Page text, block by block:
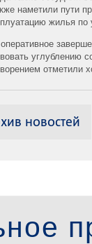
наметили пути
жилья
углублению
отметили
новостей